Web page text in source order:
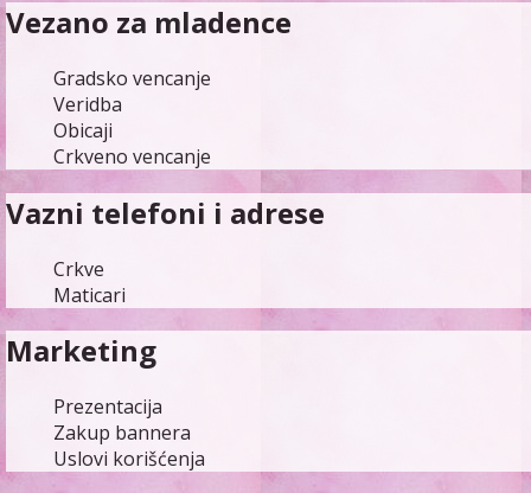
Vezano za mladence
Gradsko vencanje
Veridba
Obicaji
Crkveno vencanje
Vazni telefoni i adrese
Crkve
Maticari
Marketing
Prezentacija
Zakup bannera
Uslovi korišćenja